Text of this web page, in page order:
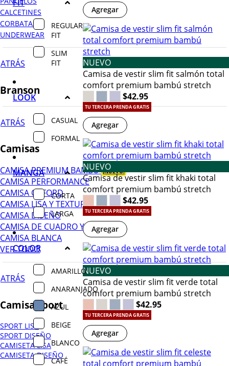
CALCETINES
CORBATAS
UNDERWEAR
ATRÁS
Branson
ATRÁS
Camisas
CAMISA PREMIUM BAMBÚ ¡NUEVO!
CAMISA PERFORMANCE
CAMISA OXFORD
CAMISA LISA Y TEXTURA
CAMISA DISEÑO
CAMISA DE CUADRO Y RAYAS
CAMISA BLANCA
VER TODO
ATRÁS
Camisa sport
SPORT LISA
SPORT DISEÑO
CAMISETA LISA
CAMISETA DISEÑO
FIT
REGULAR
FIT
SLIM
FIT
LOOK
CASUAL
FORMAL
MANGA
CORTA
LARGA
COLOR
AMARILLO
ANARANJADO
AZUL
BEIGE
BLANCO
CAFÉ
Agregar
NUEVO
Camisa de vestir slim fit salmón total
comfort premium bambú stretch
$42.95
TU TERCERA PRENDA GRATIS
Agregar
NUEVO
Camisa de vestir slim fit khaki total
comfort premium bambú stretch
$42.95
TU TERCERA PRENDA GRATIS
Agregar
NUEVO
Camisa de vestir slim fit verde total
comfort premium bambú stretch
$42.95
TU TERCERA PRENDA GRATIS
Agregar